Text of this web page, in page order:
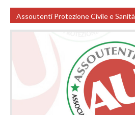
Assoutenti Protezione Civile e Sanità